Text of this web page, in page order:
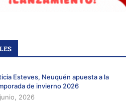
Esteves, Neuquén apuesta a la
de invierno 2026
2026